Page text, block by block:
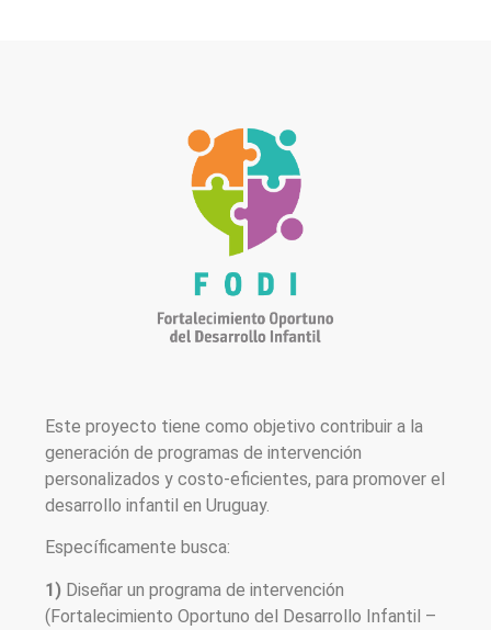
Este proyecto tiene como objetivo contribuir a la
generación de programas de intervención
personalizados y costo-eficientes, para promover el
desarrollo infantil en Uruguay.
Específicamente busca:
1) Diseñar un programa de intervención
(Fortalecimiento Oportuno del Desarrollo Infantil –